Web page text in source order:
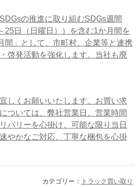
の推進に取り組むSDGs週間
25日（日曜日））を含む1か月間を
間」として、市町村、企業等と連携
啓発活動を強化します。当社も廃
しくお願いいたします。お買い求
ついては、弊社営業日、営業時間
バリーを心掛け、可能な限り当日
やかなご対応、丁寧な梱包を心掛
カテゴリー：
トラック買い取り